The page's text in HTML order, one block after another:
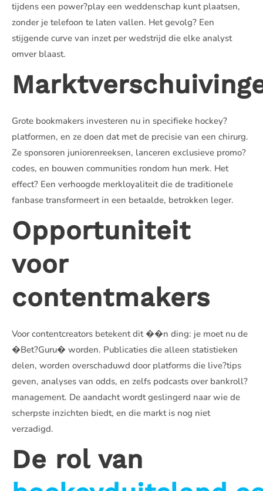
tijdens een power?play een weddenschap kunt plaatsen,
zonder je telefoon te laten vallen. Het gevolg? Een
stijgende curve van inzet per wedstrijd die elke analyst
omver blaast.
Grote bookmakers investeren nu in specifieke hockey?
platformen, en ze doen dat met de precisie van een chirurg.
Ze sponsoren juniorenreeksen, lanceren exclusieve promo?
codes, en bouwen communities rondom hun merk. Het
effect? Een verhoogde merkloyaliteit die de traditionele
fanbase transformeert in een betaalde, betrokken leger.
Opportuniteit
voor
contentmakers
Voor contentcreators betekent dit ��n ding: je moet nu de
�Bet?Guru� worden. Publicaties die alleen statistieken
delen, worden overschaduwd door platforms die live?tips
geven, analyses van odds, en zelfs podcasts over bankroll?
management. De aandacht wordt geslingerd naar wie de
scherpste inzichten biedt, en die markt is nog niet
verzadigd.
De rol van